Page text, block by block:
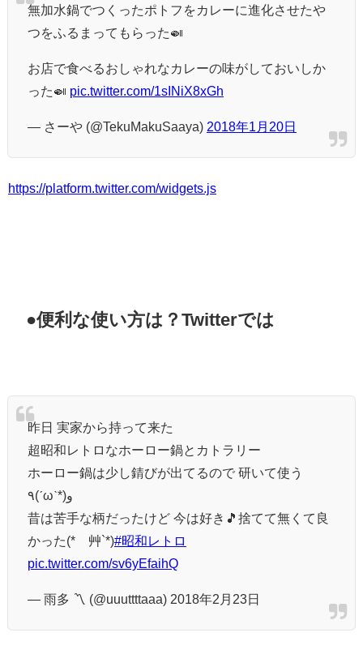
無加水鍋でつくったポトフをカレーに進化させたや
つをふるまってもらった🍛
お店で食べるおしゃれなカレーの味がしておいしか
った🍛 pic.twitter.com/1sINiX8xGh
— さーや (@TekuMakuSaaya) 2018年1月20日
https://platform.twitter.com/widgets.js
●便利な使い方は？Twitterでは
昨日 実家から持って来た
超昭和レトロなホーロー鍋とカトラリー
ホーロー鍋は少し錆びが出てるので 研いて使う
٩(ˊωˋ*)و
昔は苦手な柄だったけど 今は好き🎵捨てて無くて良
かった(*´艸`*)#昭和レトロ
pic.twitter.com/sv6yEfaihQ
— 雨多 〽 (@uuuttttaaa) 2018年2月23日